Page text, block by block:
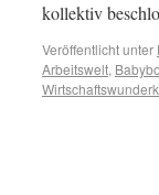
kollektiv
Veröffentlicht unter
Arbeitswelt,